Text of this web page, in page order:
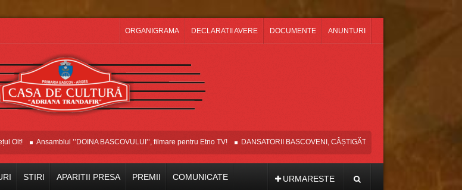
ORGANIGRAMA DECLARATII AVERE DOCUMENTE ANUNTURI
Ansamblul ’’DOINA BASCOVULUI’’, filmare pentru Etno TV! DANSATORII BASCOVENI, CÂȘTIGĂTORII MARELUI PREMIU ȘI AL
STIRI APARITII PRESA PREMII COMUNICATE URMARESTE